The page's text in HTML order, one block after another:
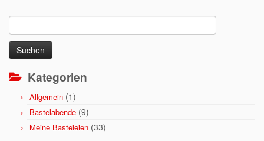
nach:
Kategorien
Allgemein (1)
Bastelabende (9)
Meine Basteleien (33)